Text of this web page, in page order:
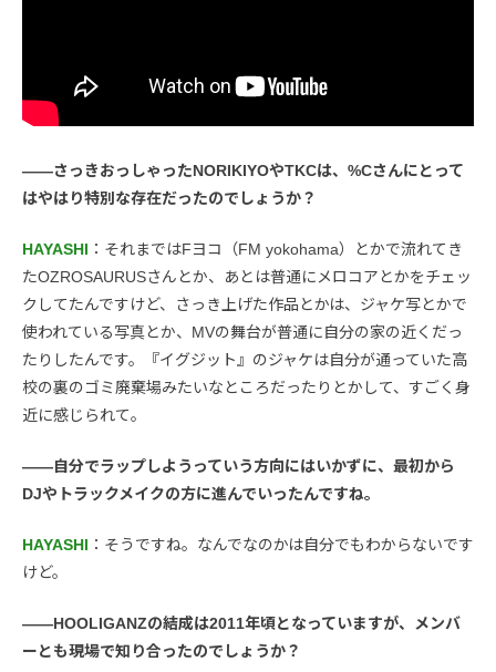
――さっきおっしゃったNORIKIYOやTKCは、%Cさんにとって
はやはり特別な存在だったのでしょうか？
HAYASHI ：それまではFヨコ（FM yokohama）とかで流れてき
たOZROSAURUSさんとか、あとは普通にメロコアとかをチェッ
クしてたんですけど、さっき上げた作品とかは、ジャケ写とかで
使われている写真とか、MVの舞台が普通に自分の家の近くだっ
たりしたんです。『イグジット』のジャケは自分が通っていた高
校の裏のゴミ廃棄場みたいなところだったりとかして、すごく身
近に感じられて。
――自分でラップしようっていう方向にはいかずに、最初から
DJやトラックメイクの方に進んでいったんですね。
HAYASHI ：そうですね。なんでなのかは自分でもわからないです
けど。
――HOOLIGANZの結成は2011年頃となっていますが、メンバ
ーとも現場で知り合ったのでしょうか？